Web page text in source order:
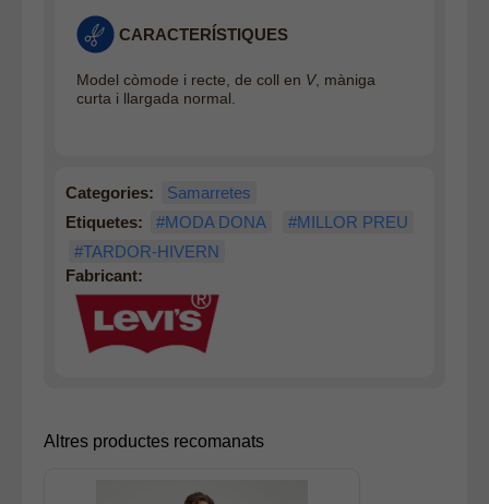
CARACTERÍSTIQUES
Model còmode i recte, de coll en V, màniga
curta i llargada normal.
Categories:
Samarretes
Etiquetes:
#MODA DONA
#MILLOR PREU
#TARDOR-HIVERN
Fabricant:
Altres productes recomanats